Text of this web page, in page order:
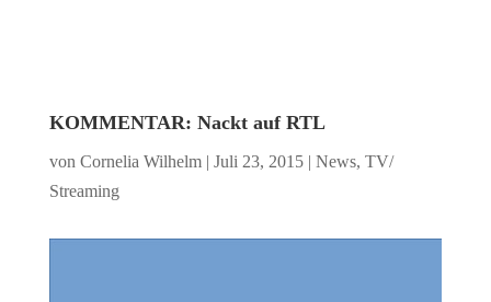
KOMMENTAR: Nackt auf RTL
von Cornelia Wilhelm| Juli 23, 2015| News, TV/
Streaming